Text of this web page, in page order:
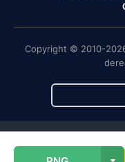
Copyright © 2010-